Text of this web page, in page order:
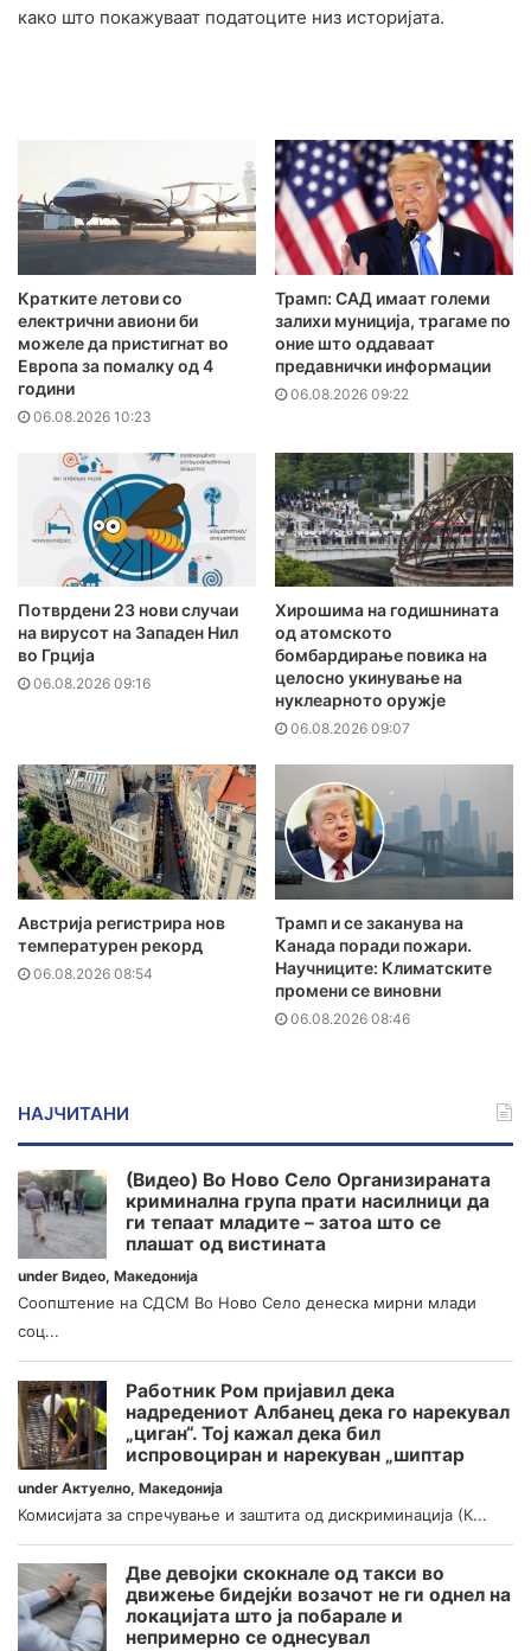
како што покажуваат податоците низ историјата.
Кратките летови со
електрични авиони би
можеле да пристигнат во
Европа за помалку од 4
години
06.08.2026 10:23
Трамп: САД имаат големи
залихи муниција, трагаме по
оние што оддаваат
предавнички информации
06.08.2026 09:22
Потврдени 23 нови случаи
на вирусот на Западен Нил
во Грција
06.08.2026 09:16
Хирошима на годишнината
од атомското
бомбардирање повика на
целосно укинување на
нуклеарното оружје
06.08.2026 09:07
Австрија регистрира нов
температурен рекорд
06.08.2026 08:54
Трамп и се заканува на
Канада поради пожари.
Научниците: Климатските
промени се виновни
06.08.2026 08:46
НАЈЧИТАНИ
(Видео) Во Ново Село Организираната
криминална група прати насилници да
ги тепаат младите – затоа што се
плашат од вистината
under Видео, Македонија
Соопштение на СДСМ Во Ново Село денеска мирни млади
соц...
Работник Ром пријавил дека
надредениот Албанец дека го нарекувал
„циган“. Тој кажал дека бил
испровоциран и нарекуван „шиптар
under Актуелно, Македонија
Комисијата за спречување и заштита од дискриминација (К...
Две девојки скокнале од такси во
движење бидејќи возачот не ги однел на
локацијата што ја побарале и
непримерно се однесувал